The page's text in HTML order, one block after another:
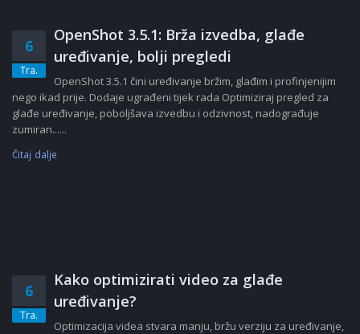
6
Tra.
OpenShot 3.5.1: Brža izvedba, glađe
uređivanje, bolji pregledi
OpenShot 3.5.1 čini uređivanje bržim, glađim i profinjenijim
nego ikad prije. Dodaje ugrađeni tijek rada Optimiziraj pregled za
glađe uređivanje, poboljšava izvedbu i odzivnost, nadograđuje
zumiran......
Čitaj dalje
6
Tra.
Kako optimizirati video za glađe
uređivanje?
Optimizacija videa stvara manju, bržu verziju za uređivanje,